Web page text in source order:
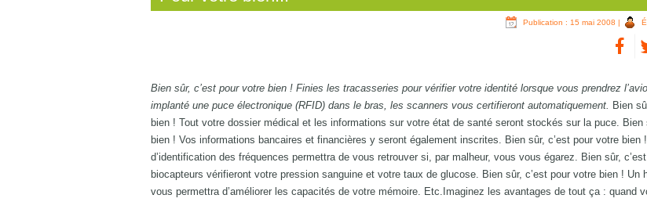
Publication : 15 mai 2008 |
Bien sûr, c’est pour votre bien ! Finies les tracasseries pour vérifier votre identité lorsque vous prendrez
implanté une puce électronique (RFID) dans le bras, les scanners vous certifieront automatiquement. Bien
bien ! Tout votre dossier médical et les informations sur votre état de santé seront stockés sur la puce. Bien
bien ! Vos informations bancaires et financières y seront également inscrites. Bien sûr, c’est pour votre bien
d’identification des fréquences permettra de vous retrouver si, par malheur, vous vous égarez. Bien sûr,
biocapteurs vérifieront votre pression sanguine et votre taux de glucose. Bien sûr, c’est pour votre bien ! Un
vous permettra d’améliorer les capacités de votre mémoire. Etc.Imaginez les avantages de tout ça : quand